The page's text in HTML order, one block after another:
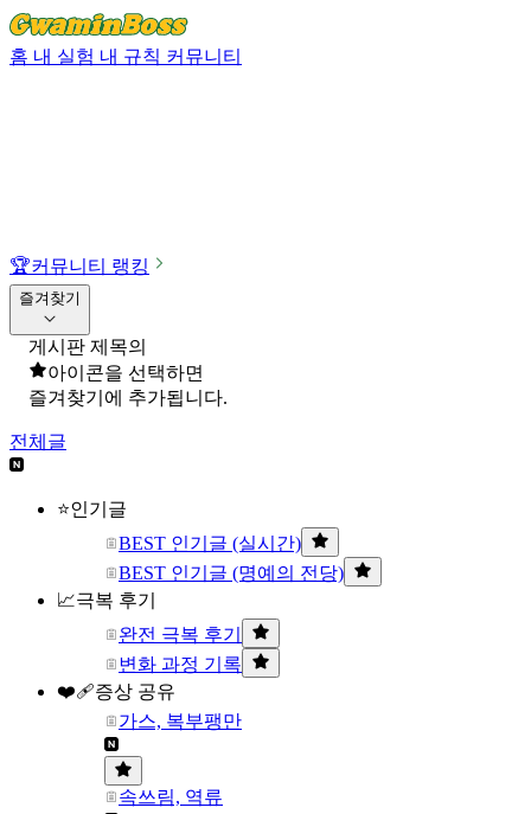
홈 내 실험 내 규칙 커뮤니티
🏆커뮤니티 랭킹
즐겨찾기
게시판 제목의
아이콘을 선택하면
즐겨찾기에 추가됩니다.
전체글
⭐인기글
BEST 인기글 (실시간)
BEST 인기글 (명예의 전당)
📈극복 후기
완전 극복 후기
변화 과정 기록
❤️‍🩹증상 공유
가스, 복부팽만
속쓰림, 역류